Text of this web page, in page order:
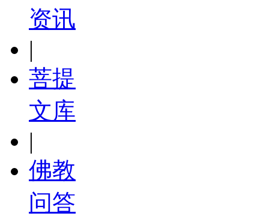
资讯
|
菩提
文库
|
佛教
问答